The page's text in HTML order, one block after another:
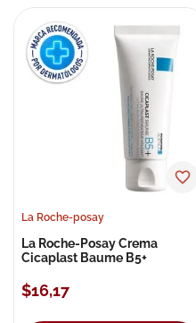
La Roche-posay
La Roche-Posay Crema
Cicaplast Baume B5+
$16,17